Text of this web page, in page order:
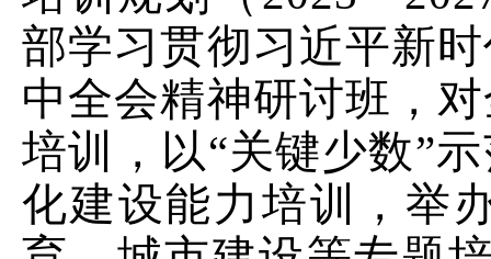
部学习贯彻习近平新
中全会精神研讨班，
培训，以“关键少数”
化建设能力培训，举